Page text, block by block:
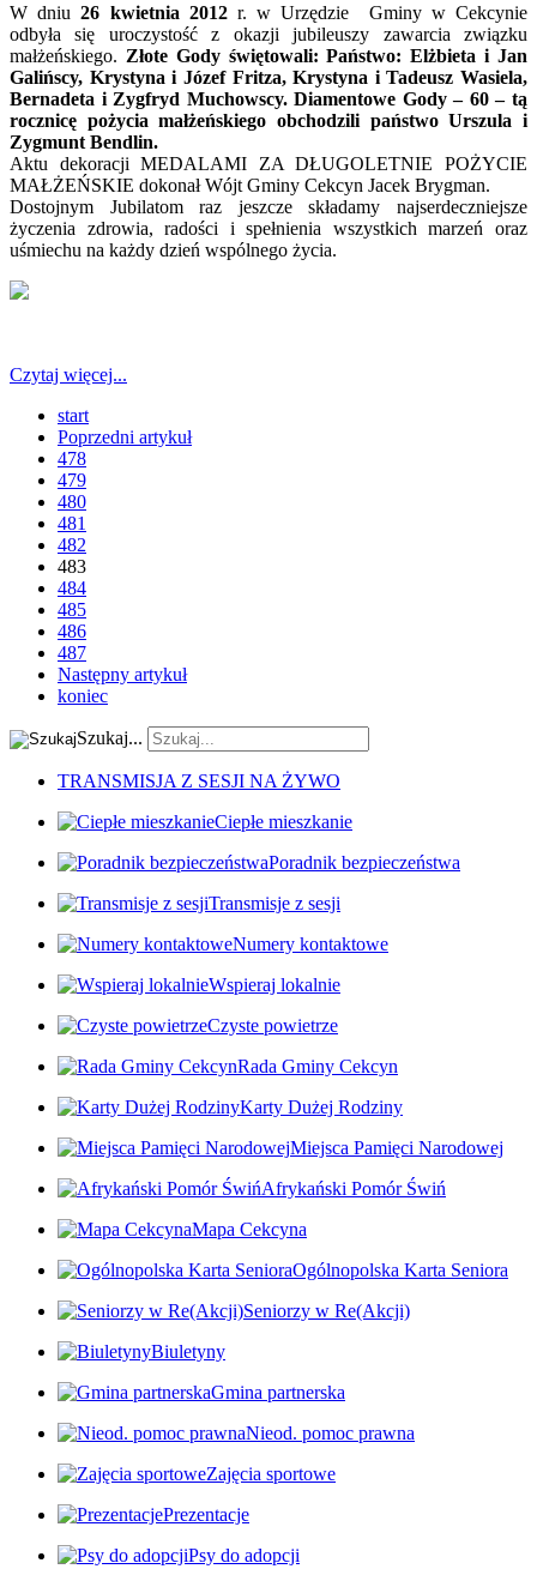
W dniu26 kwietnia 2012r. w Urzędzie Gminy w Cekcynie
odbyła się uroczystość z okazji jubileuszy zawarcia związku
małżeńskiego. Złote Gody świętowali: Państwo: Elżbieta i Jan
Galińscy, Krystyna i Józef Fritza, Krystyna i Tadeusz Wasiela,
Bernadeta i Zygfryd Muchowscy. Diamentowe Gody – 60 – tą
rocznicę pożycia małżeńskiego obchodzili państwo Urszula i
Zygmunt Bendlin.
Aktu dekoracji MEDALAMI ZA DŁUGOLETNIE POŻYCIE
MAŁŻEŃSKIE dokonał Wójt Gminy Cekcyn Jacek Brygman.
Dostojnym Jubilatom raz jeszcze składamy najserdeczniejsze
życzenia zdrowia, radości i spełnienia wszystkich marzeń oraz
uśmiechu na każdy dzień wspólnego życia.
Czytaj więcej...
start
Poprzedni artykuł
478
479
480
481
482
483
484
485
486
487
Następny artykuł
koniec
Szukaj...
TRANSMISJA Z SESJI NA ŻYWO
Ciepłe mieszkanie
Poradnik bezpieczeństwa
Transmisje z sesji
Numery kontaktowe
Wspieraj lokalnie
Czyste powietrze
Rada Gminy Cekcyn
Karty Dużej Rodziny
Miejsca Pamięci Narodowej
Afrykański Pomór Świń
Mapa Cekcyna
Ogólnopolska Karta Seniora
Seniorzy w Re(Akcji)
Biuletyny
Gmina partnerska
Nieod. pomoc prawna
Zajęcia sportowe
Prezentacje
Psy do adopcji